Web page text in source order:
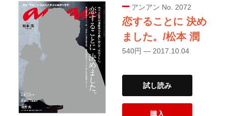
アンアン No. 2072
恋することに 決め
ました。/松本 潤
540円 — 2017.10.04
試し読み
購入